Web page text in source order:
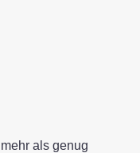
als genug